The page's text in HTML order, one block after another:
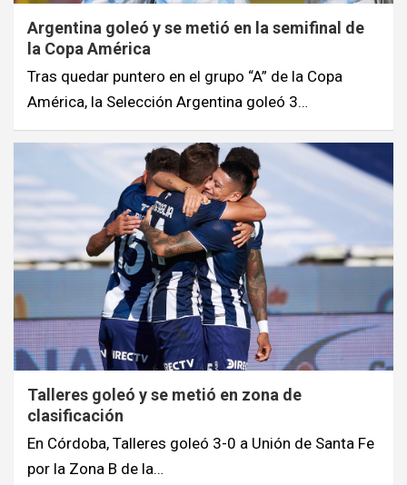
Argentina goleó y se metió en la semifinal de
la Copa América
Tras quedar puntero en el grupo “A” de la Copa
América, la Selección Argentina goleó 3…
Talleres goleó y se metió en zona de
clasificación
En Córdoba, Talleres goleó 3-0 a Unión de Santa Fe
por la Zona B de la…